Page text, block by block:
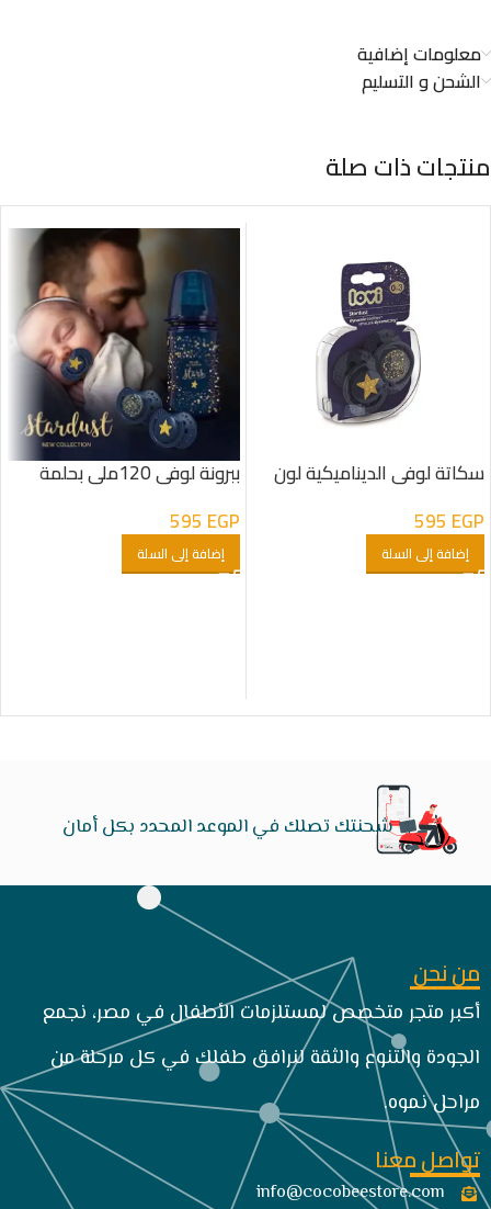
معلومات إضافية
الشحن و التسليم
منتجات ذات صلة
سكاتة لوفى الديناميكية لون
595 EGP
إضافة إلى السلة
ببرونة لوفى 120ملى بحلمة
595 EGP
إضافة إلى السلة
شحنتك تصلك في الموعد المحدد بكل أمان
من نحن
أكبر متجر متخصص لمستلزمات الأطفال في مصر، نجمع
الجودة والتنوع والثقة لنرافق طفلك في كل مرحلة من
مراحل نموه.
تواصل معنا
info@cocobeestore.com​